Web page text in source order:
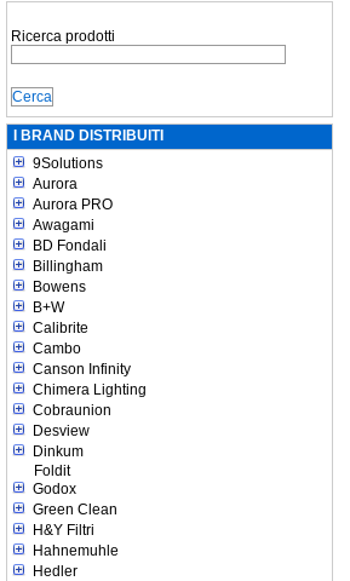
Ricerca prodotti
I BRAND DISTRIBUITI
9Solutions
Aurora
Aurora PRO
Awagami
BD Fondali
Billingham
Bowens
B+W
Calibrite
Cambo
Canson Infinity
Chimera Lighting
Cobraunion
Desview
Dinkum
Foldit
Godox
Green Clean
H&Y Filtri
Hahnemuhle
Hedler